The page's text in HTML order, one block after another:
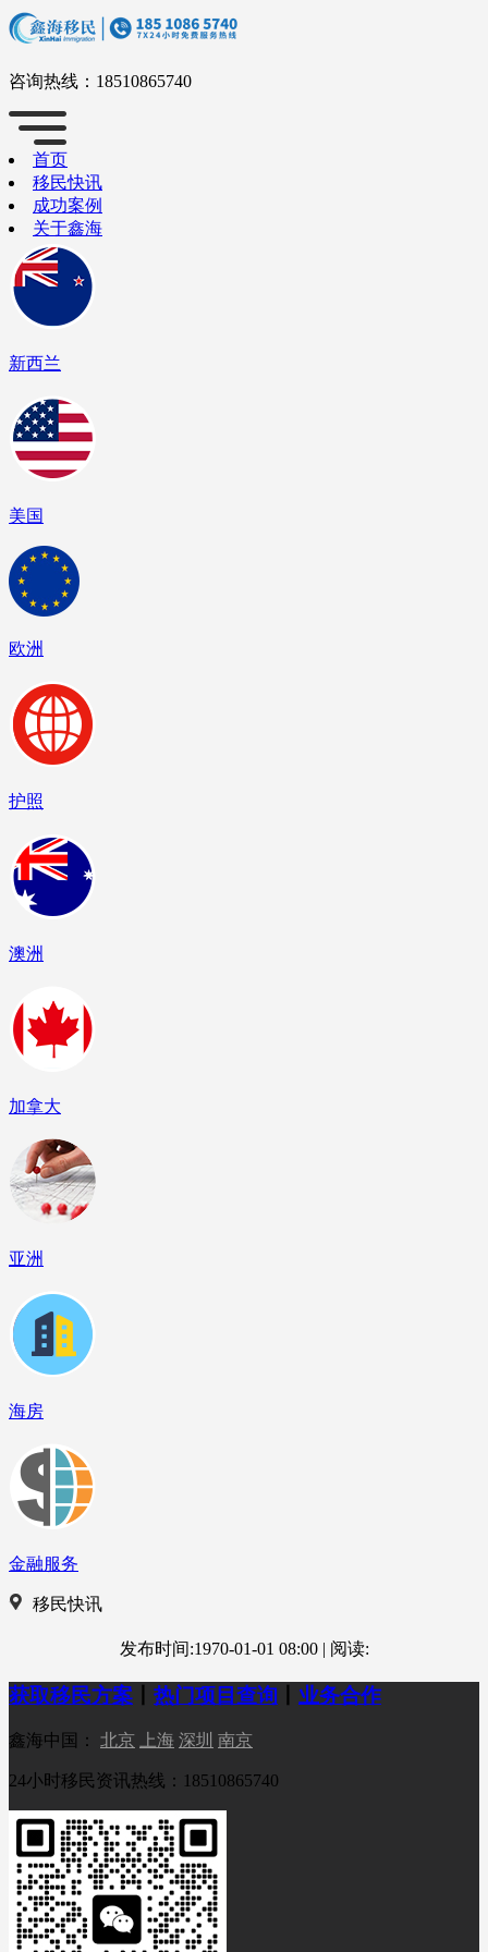
咨询热线： 18510865740
首页
移民快讯
成功案例
关于鑫海
新西兰
美国
欧洲
护照
澳洲
加拿大
亚洲
海房
金融服务
移民快讯
发布时间:1970-01-01 08:00 | 阅读:
获取移民方案 热门项目查询 业务合作
鑫海中国： 北京 上海 深圳 南京
24小时移民资讯热线：18510865740